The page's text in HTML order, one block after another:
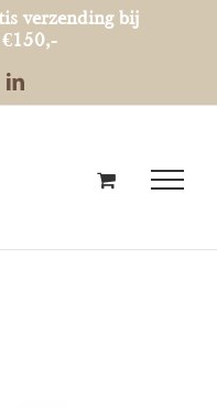
verzending bij
LinkedIn